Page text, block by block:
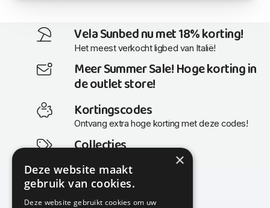
Vela Sunbed nu met 18% korting!
Het meest verkocht ligbed van Italië!
Meer Summer Sale! Hoge korting in
de outlet store!
Kortingscodes
Ontvang extra hoge korting met deze codes!
Collecties
Actuele en populaire collecties
×
Deze website maakt
gebruik van cookies.
Deze website gebruikt cookies om uw